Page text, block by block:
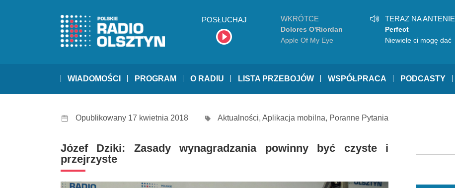
POSŁUCHAJ WKRÓTCE
Dolores O'Riordan
Apple Of My Eye
TERAZ NA ANTENIE
Perfect
Niewiele ci mogę dać
WIADOMOŚCI PROGRAM O RADIU LISTA PRZEBOJÓW WSPÓŁPRACA PODCASTY
Opublikowany 17 kwietnia 2018 Aktualności, Aplikacja mobilna, Poranne Pytania
Józef Dziki: Zasady wynagradzania powinny być czyste i
przejrzyste